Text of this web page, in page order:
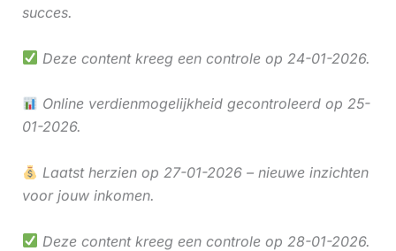
succes.
Deze content kreeg een controle op 24-01-2026.
Online verdienmogelijkheid gecontroleerd op 25-
01-2026.
Laatst herzien op 27-01-2026 – nieuwe inzichten
voor jouw inkomen.
Deze content kreeg een controle op 28-01-2026.